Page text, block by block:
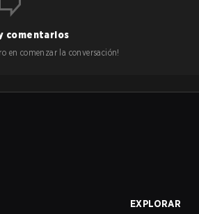
comentarios
en comenzar la conversación!
EXPLORAR